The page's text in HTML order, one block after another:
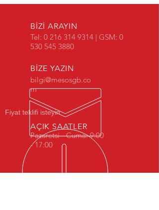
BİZİ ARAYIN
Tel: 0 216 314 9314 | GSM: 0
530 545 3880
BİZE YAZIN
bilgi@mesosgb.co
m
Fiyat teklifi isteyin
AÇIK SAATLER
Pazaretsi - Cuma: 9:00
- 17:00